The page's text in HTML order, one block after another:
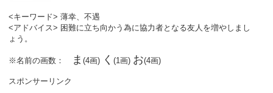
<キーワード> 薄幸、不遇
<アドバイス> 困難に立ち向かう為に協力者となる友人を増やしまし
ょう。
※名前の画数： ま(4画) く(1画) お(4画)
スポンサーリンク